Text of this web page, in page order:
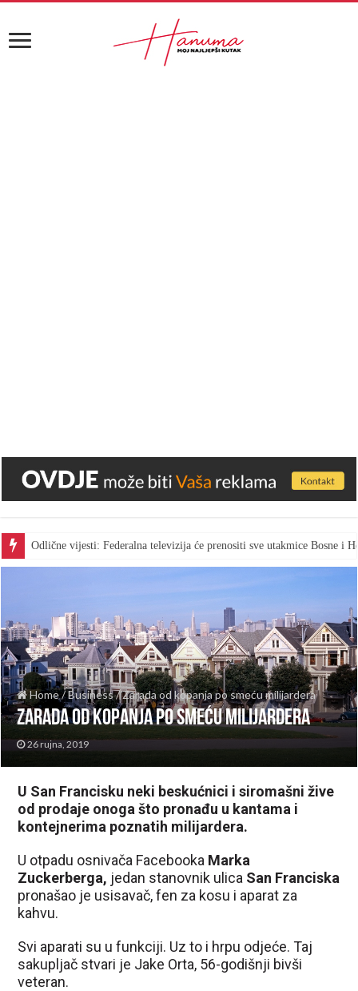
Odlične vijesti: Federalna televizija će prenositi sve utakmice Bosne i
Home/Business/Zarada od kopanja po smeću milijardera
Zarada od kopanja po smeću milijardera
26 rujna, 2019
U San Francisku neki beskućnici i siromašni žive
od prodaje onoga što pronađu u kantama i
kontejnerima poznatih milijardera.
U otpadu osnivača Facebooka Marka
Zuckerberga, jedan stanovnik ulica San Franciska
pronašao je usisavač, fen za kosu i aparat za
kahvu.
Svi aparati su u funkciji. Uz to i hrpu odjeće. Taj
sakupljač stvari je Jake Orta, 56-godišnji bivši
veteran.